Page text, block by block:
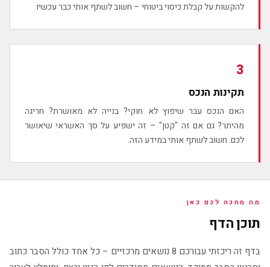
להקשות על קבלת כיסוי ביטוחי – חשוב לשתף אותי כבר עכשיו.
3
תקינות הנכס
האם הנכס עבר שיפוץ לא חוקי? בנייה לא מאושרת? חריגה
מהיתר? גם אם זה "קטן" – זה ישפיע על סך האשראי שיאושר
לכם. חשוב לשתף אותי במידע הזה.
מה מחכה לכם כאן
תוכן הדף
בדף זה ריכזתי עבורכם 8 נושאים מרכזיים – כל אחד כולל הסבר כתוב